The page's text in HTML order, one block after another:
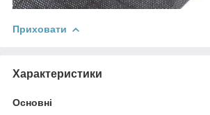
Приховати
Характеристики
Основні